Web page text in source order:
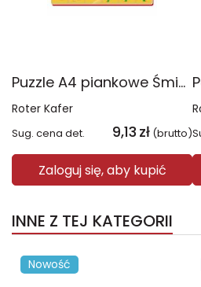
Puzzle A4 piankowe Śmieszne zdjęcia RK1201-02
Roter Kafer
Sug. cena det. 9,13 zł (brutto)
Zaloguj się, aby kupić
INNE Z TEJ KATEGORII
Nowość